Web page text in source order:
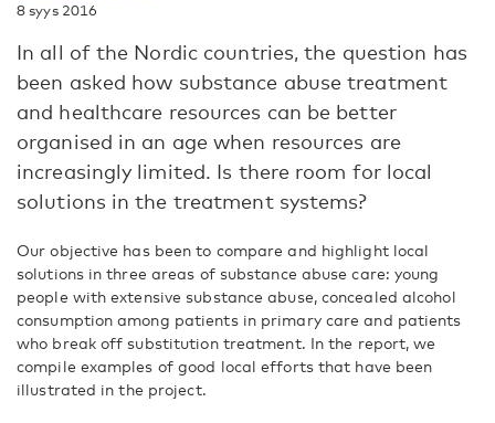
8 syys 2016
In all of the Nordic countries, the question has
been asked how substance abuse treatment
and healthcare resources can be better
organised in an age when resources are
increasingly limited. Is there room for local
solutions in the treatment systems?
Our objective has been to compare and highlight local
solutions in three areas of substance abuse care: young
people with extensive substance abuse, concealed alcohol
consumption among patients in primary care and patients
who break off substitution treatment. In the report, we
compile examples of good local efforts that have been
illustrated in the project.